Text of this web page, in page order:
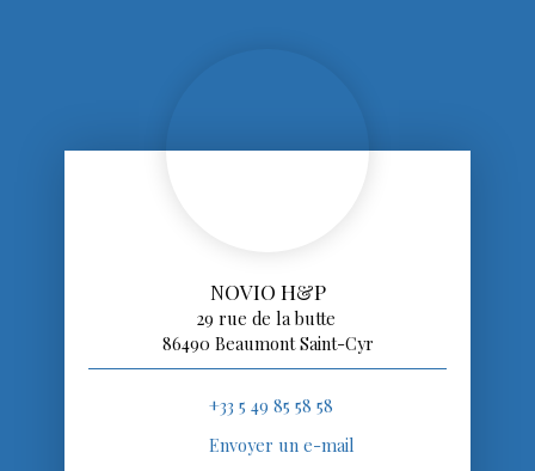
NOVIO H&P
29 rue de la butte
86490 Beaumont Saint-Cyr
+33 5 49 85 58 58
Envoyer un e-mail